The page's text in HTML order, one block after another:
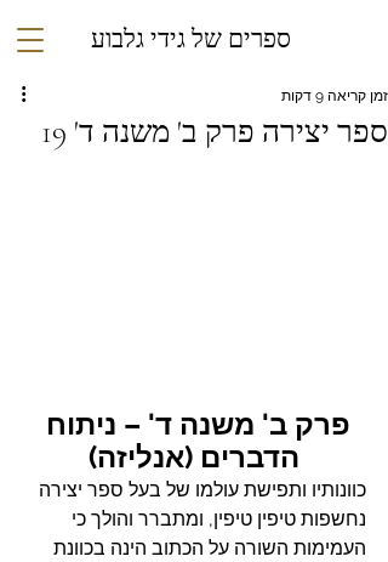
ספרים של גידי גלבוע
ספר יצירה פרק ב' משנה ד' 19
זמן קריאה 9 דקות
פרק ב' משנה ד' – ניתוח
הדברים (אנליזה)
כוונותיו ותפישת עולמו של בעל ספר יצירה
נחשפות טיפין טיפין, ומתברר והולך כי
העמימות השורה על הכתוב הינה בכוונת